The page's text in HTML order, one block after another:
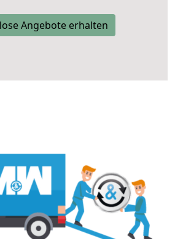
Angebote erhalten